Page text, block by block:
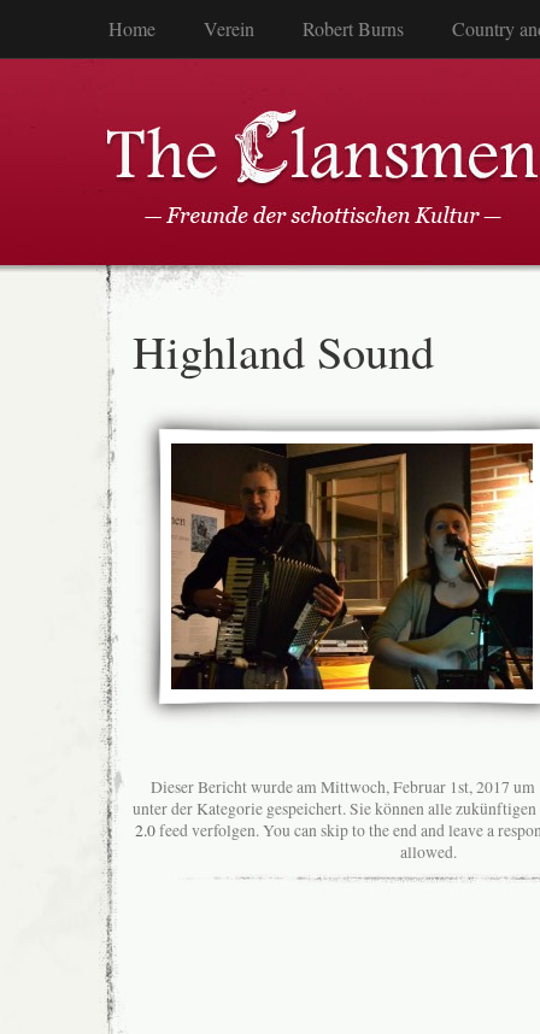
Home Verein Robert Burns Country
Highland Sound
Dieser Bericht wurde am Mittwoch, Februar 1st, 2017 um
unter der Kategorie gespeichert. Sie können alle
2.0feed verfolgen. You can skip to the end and leave a
allowed.